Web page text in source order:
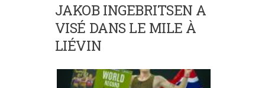
JAKOB INGEBRITSEN A
VISÉ DANS LE MILE À
LIÉVIN